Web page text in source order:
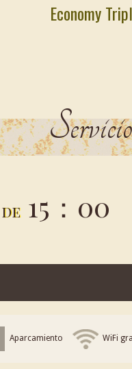
Economy
15：00
Aparcamiento WiFi